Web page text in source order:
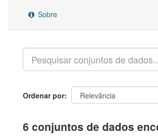
Sobre
Ordenar por
6 conjuntos de dados